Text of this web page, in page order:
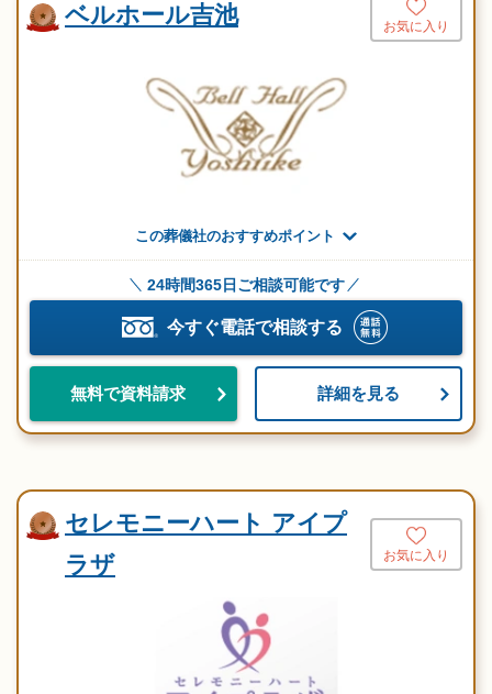
ベルホール吉池 お気に入り
この葬儀社のおすすめポイント
24時間365日ご相談可能です
今すぐ電話で相談する
無料で資料請求 詳細を見る
セレモニーハート アイプ
ラザ
お気に入り